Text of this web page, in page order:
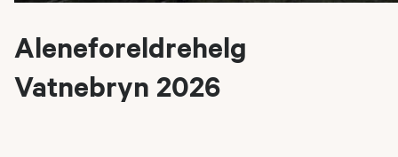
Aleneforeldrehelg
Vatnebryn 2026